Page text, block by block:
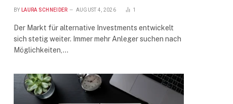
BY LAURA SCHNEIDER AUGUST 4, 2026 1
Der Markt für alternative Investments entwickelt
sich stetig weiter. Immer mehr Anleger suchen nach
Möglichkeiten,…